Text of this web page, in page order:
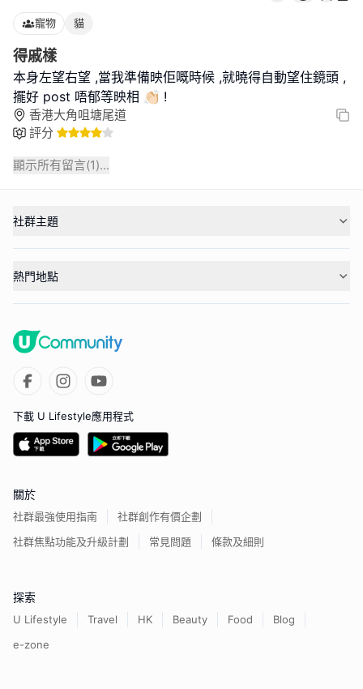
寵物 貓
得戚樣
本身左望右望 ,當我準備映佢嘅時候 ,就曉得自動望住鏡頭 ,
擺好 post 唔郁等映相 👏🏻 !
香港大角咀塘尾道
評分
顯示所有留言(1)...
社群主題
熱門地點
下載 U Lifestyle應用程式
關於
社群最強使用指南
社群創作有價企劃
社群焦點功能及升級計劃
常見問題 條款及細則
探索
U Lifestyle Travel HK Beauty Food
Blog
e-zone